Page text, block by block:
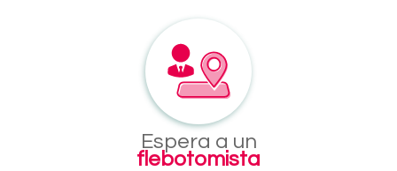
Espera a un
flebotomista